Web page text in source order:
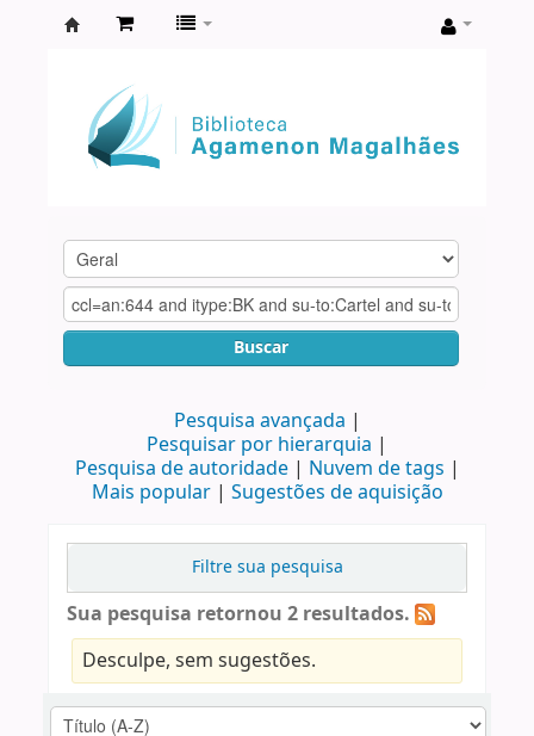
Agamenon
Magalhães
Buscar
Pesquisa avançada
Pesquisar por hierarquia
Pesquisa de autoridade
Nuvem de tags
Mais popular
Sugestões de aquisição
Filtre sua pesquisa
Sua pesquisa retornou 2 resultados.
Desculpe, sem sugestões.